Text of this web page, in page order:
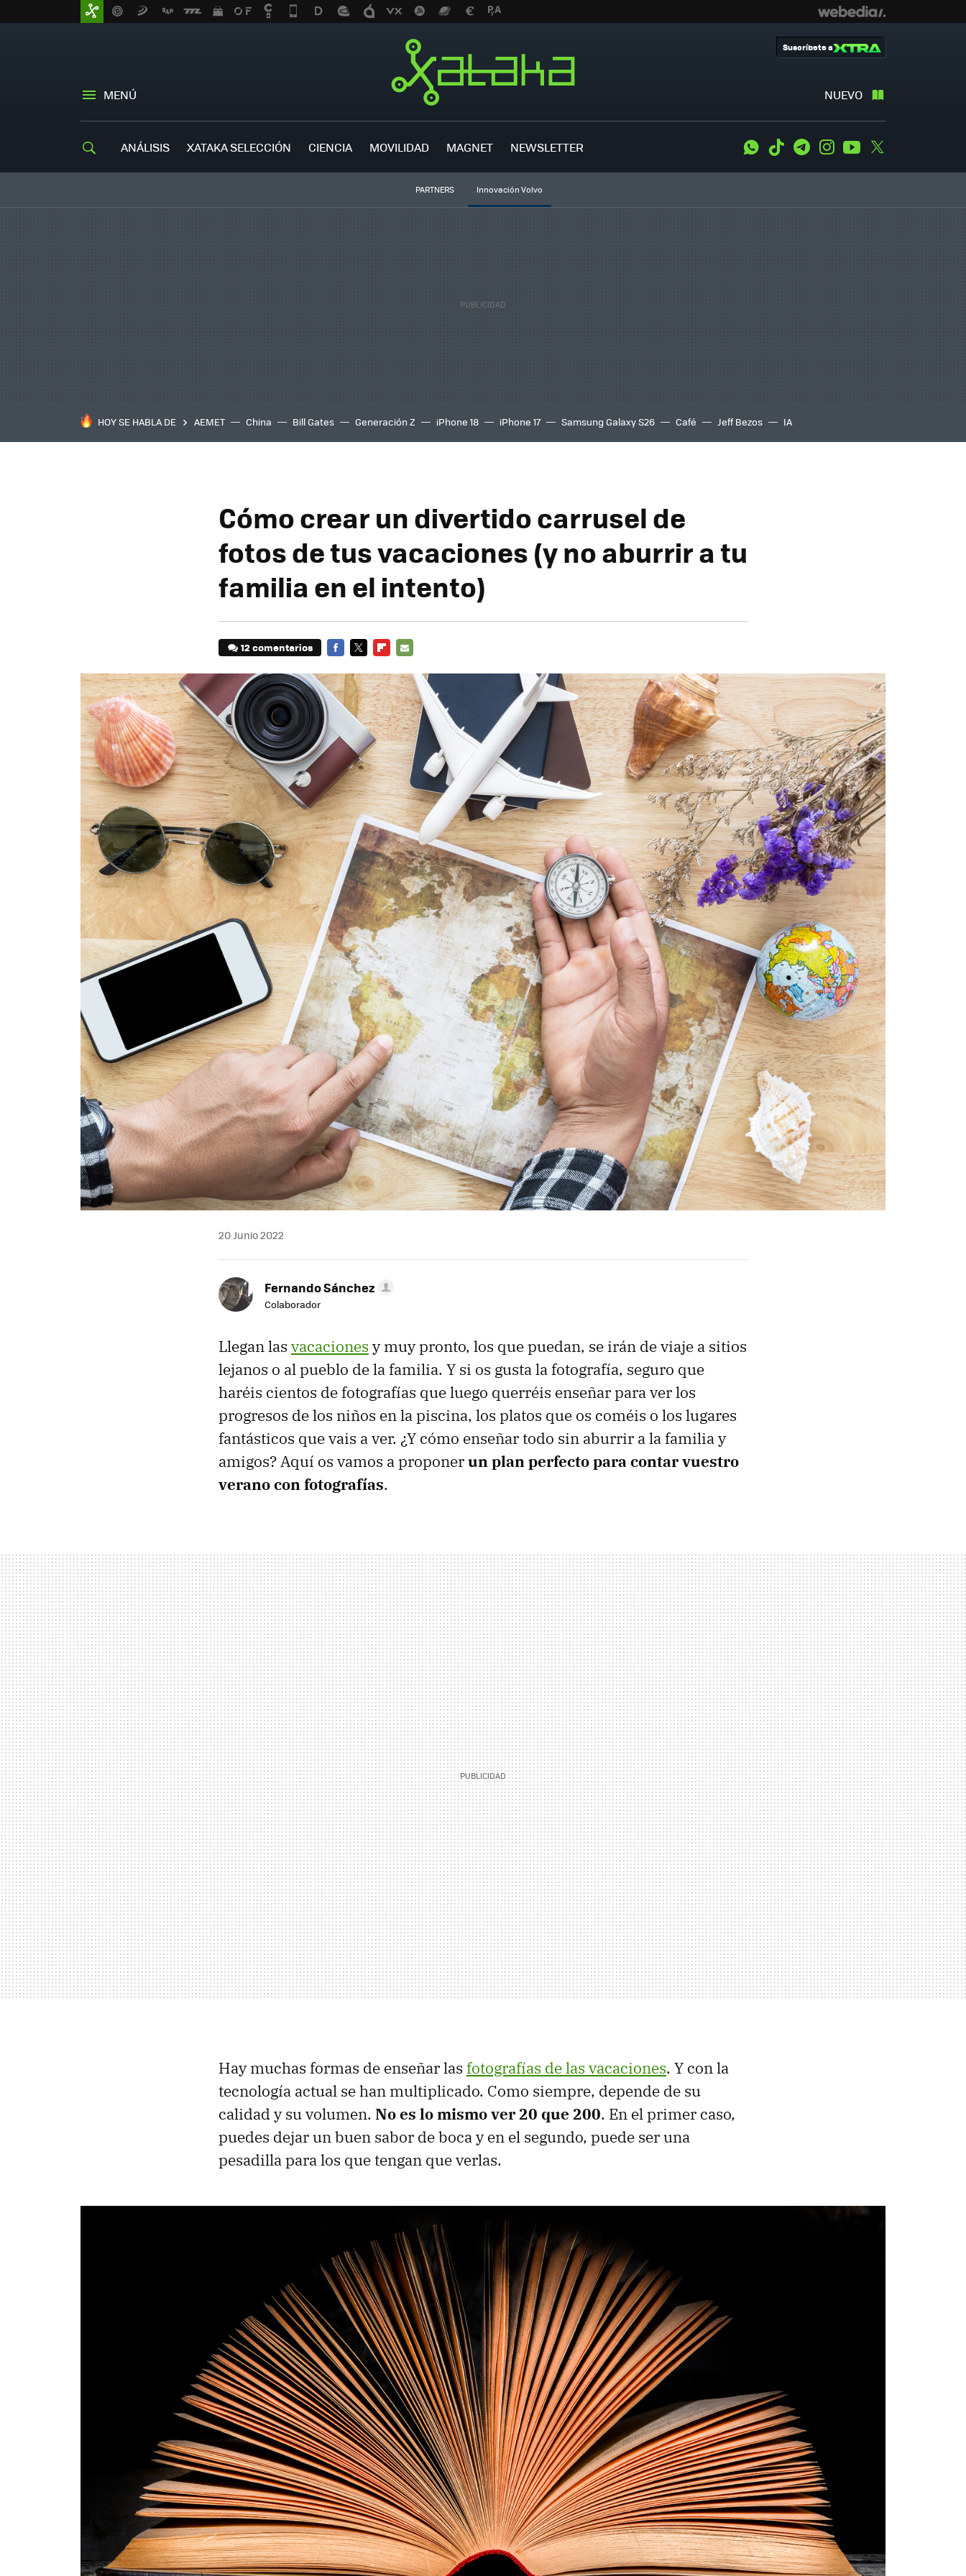
MENÚ NUEVO
Suscríbete a
ANÁLISIS XATAKA SELECCIÓN CIENCIA MOVILIDAD MAGNET NEWSLETTER WhatsApp
Tiktok TelegramInstagramYoutube
PARTNERS Innovación Volvo
HOY SE HABLA DE AEMET China Bill Gates Generación Z iPhone 18 iPhone 17 Samsung Galaxy S26 Café Jeff Bezos IA
Cómo crear un divertido carrusel de
fotos de tus vacaciones (y no aburrir a tu
familia en el intento)
12 comentarios
MAIL
20 Junio 2022
Fernando Sánchez
Colaborador
Llegan las vacaciones y muy pronto, los que puedan, se irán de viaje a sitios
lejanos o al pueblo de la familia. Y si os gusta la fotografía, seguro que
haréis cientos de fotografías que luego querréis enseñar para ver los
progresos de los niños en la piscina, los platos que os coméis o los lugares
fantásticos que vais a ver. ¿Y cómo enseñar todo sin aburrir a la familia y
amigos? Aquí os vamos a proponerun plan perfecto para contar vuestro
verano con fotografías.
Hay muchas formas de enseñar las fotografías de las vacaciones. Y con la
tecnología actual se han multiplicado. Como siempre, depende de su
calidad y su volumen. No es lo mismo ver 20 que 200. En el primer caso,
puedes dejar un buen sabor de boca y en el segundo, puede ser una
pesadilla para los que tengan que verlas.